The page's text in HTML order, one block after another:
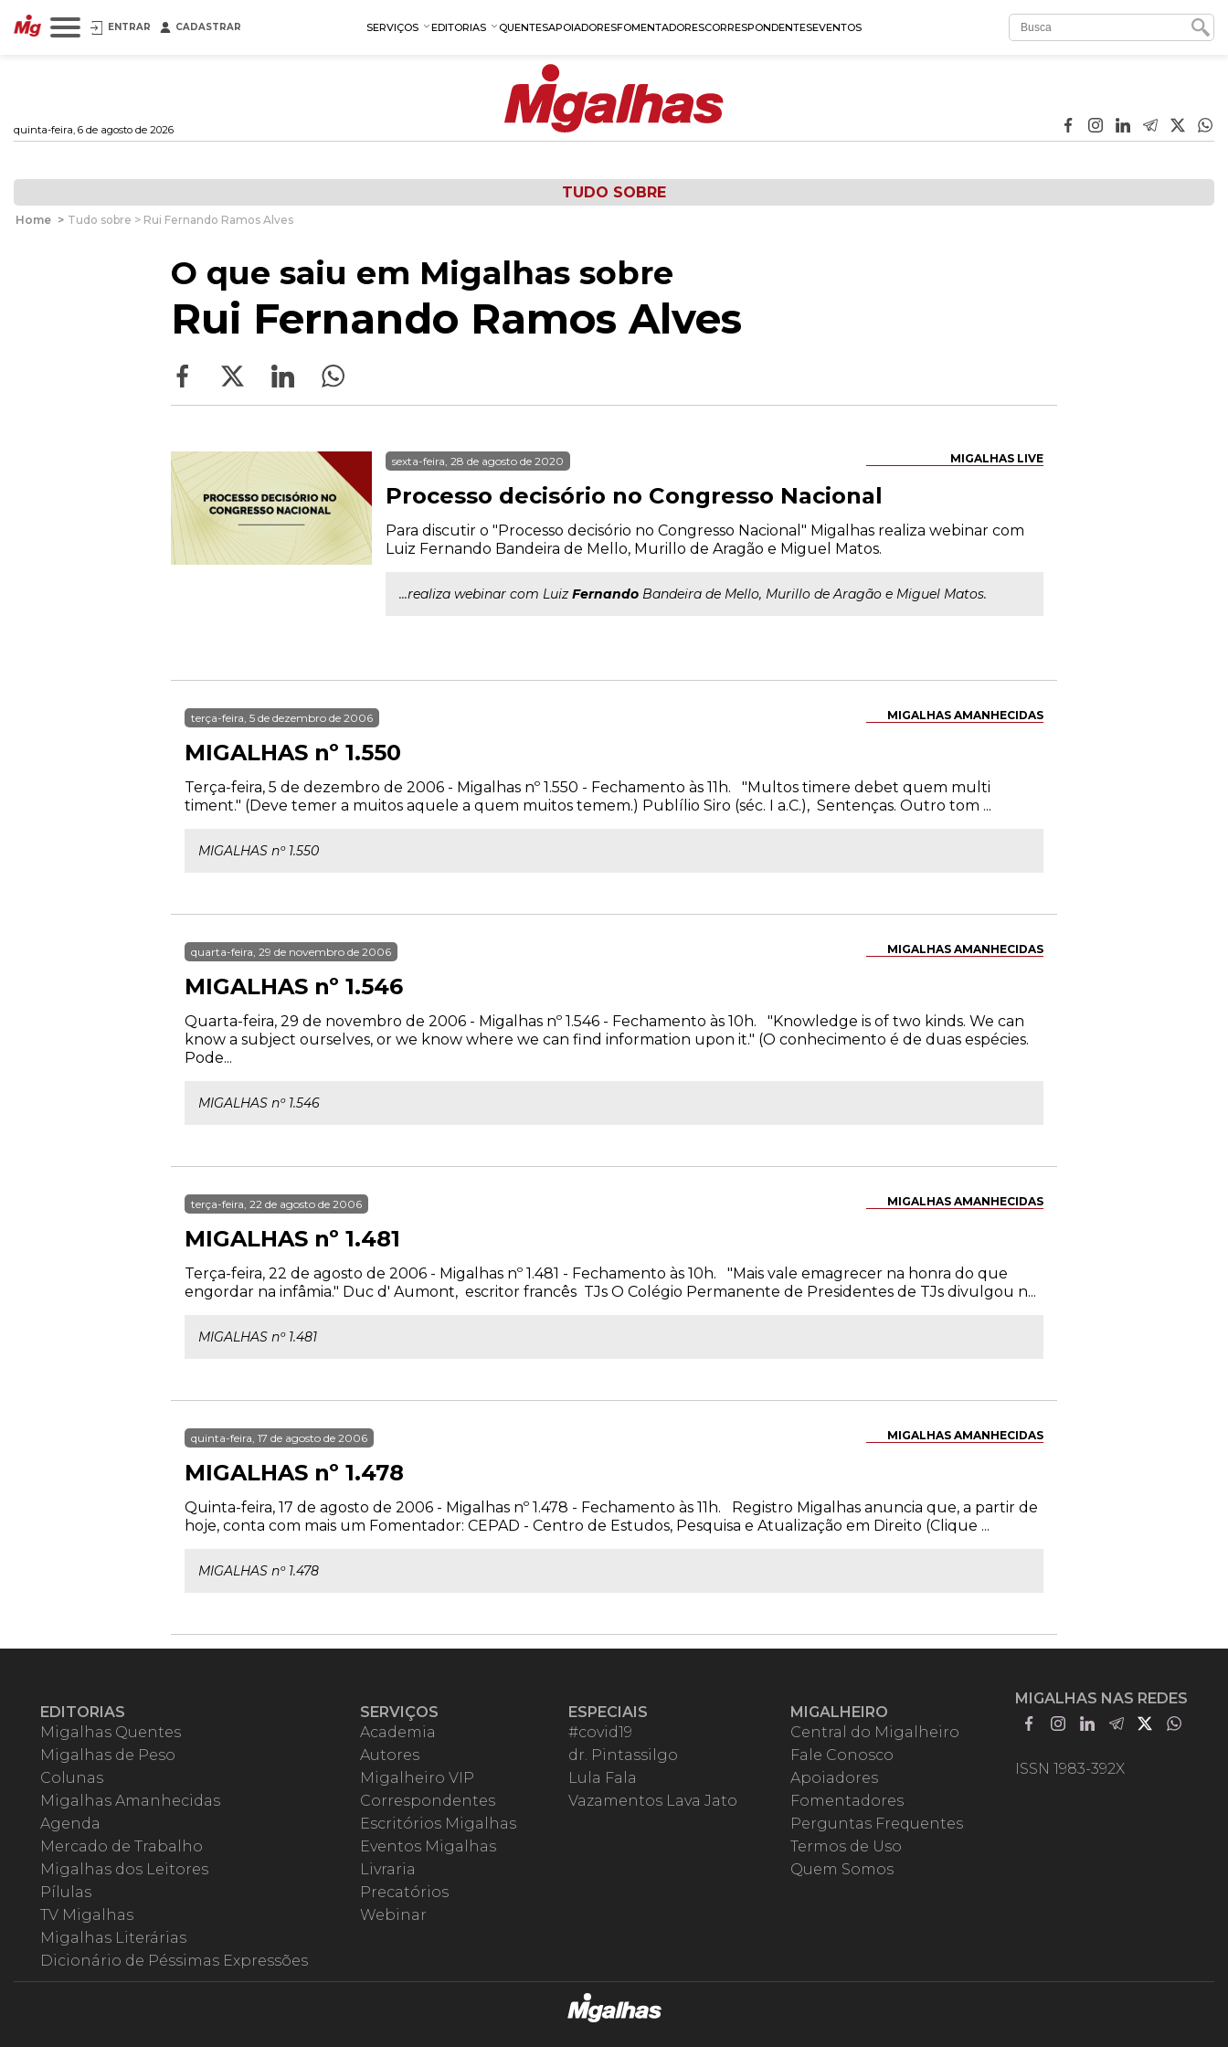
ENTRAR CADASTRAR SERVIÇOS EDITORIAS QUENTESAPOIADORESFOMENTADORESCORRESPONDENTESEVENTOS
quinta-feira, 6 de agosto de 2026
TUDO SOBRE
Home > Tudo sobre > Rui Fernando Ramos Alves
O que saiu em Migalhas sobre
Rui Fernando Ramos Alves
MIGALHAS LIVE
sexta-feira, 28 de agosto de 2020
Processo decisório no Congresso Nacional
Para discutir o "Processo decisório no Congresso Nacional" Migalhas realiza webinar com
Luiz Fernando Bandeira de Mello, Murillo de Aragão e Miguel Matos.
...realiza webinar com LuizFernando Bandeira de Mello, Murillo de Aragão e Miguel Matos.
MIGALHAS AMANHECIDAS
terça-feira, 5 de dezembro de 2006
MIGALHAS nº 1.550
Terça-feira, 5 de dezembro de 2006 - Migalhas nº 1.550 - Fechamento às 11h. "Multos timere debet quem multi
timent." (Deve temer a muitos aquele a quem muitos temem.) Publílio Siro (séc. I a.C.), Sentenças. Outro tom ...
MIGALHAS nº 1.550
MIGALHAS AMANHECIDAS
quarta-feira, 29 de novembro de 2006
MIGALHAS nº 1.546
Quarta-feira, 29 de novembro de 2006 - Migalhas nº 1.546 - Fechamento às 10h. "Knowledge is of two kinds. We can
know a subject ourselves, or we know where we can find information upon it." (O conhecimento é de duas espécies.
Pode...
MIGALHAS nº 1.546
MIGALHAS AMANHECIDAS
terça-feira, 22 de agosto de 2006
MIGALHAS nº 1.481
Terça-feira, 22 de agosto de 2006 - Migalhas nº 1.481 - Fechamento às 10h. "Mais vale emagrecer na honra do que
engordar na infâmia." Duc d' Aumont, escritor francês TJs O Colégio Permanente de Presidentes de TJs divulgou n...
MIGALHAS nº 1.481
MIGALHAS AMANHECIDAS
quinta-feira, 17 de agosto de 2006
MIGALHAS nº 1.478
Quinta-feira, 17 de agosto de 2006 - Migalhas nº 1.478 - Fechamento às 11h. Registro Migalhas anuncia que, a partir de
hoje, conta com mais um Fomentador: CEPAD - Centro de Estudos, Pesquisa e Atualização em Direito (Clique ...
MIGALHAS nº 1.478
EDITORIAS
Migalhas Quentes
Migalhas de Peso
Colunas
Migalhas Amanhecidas
Agenda
Mercado de Trabalho
Migalhas dos Leitores
Pílulas
TV Migalhas
Migalhas Literárias
Dicionário de Péssimas Expressões
SERVIÇOS
Academia
Autores
Migalheiro VIP
Correspondentes
Escritórios Migalhas
Eventos Migalhas
Livraria
Precatórios
Webinar
ESPECIAIS
#covid19
dr. Pintassilgo
Lula Fala
Vazamentos Lava Jato
MIGALHEIRO
Central do Migalheiro
Fale Conosco
Apoiadores
Fomentadores
Perguntas Frequentes
Termos de Uso
Quem Somos
MIGALHAS NAS REDES
ISSN 1983-392X